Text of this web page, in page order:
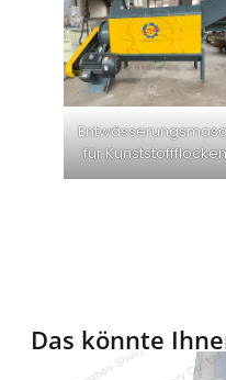
für Kunststoffflocken
Das könnte